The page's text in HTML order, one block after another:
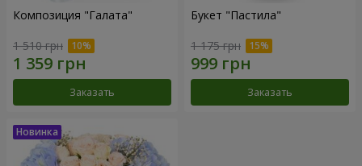
Композиция "Галата"
1 510 грн
Заказать
Букет "Пастила"
1 175 грн
Заказать